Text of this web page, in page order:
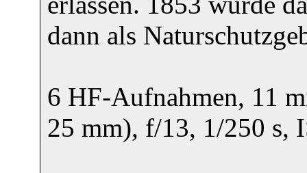
dann als
6 HF-Aufnahmen, 11
25 mm), f/13, 1/250 s,